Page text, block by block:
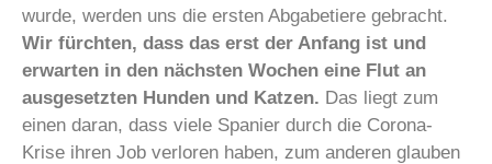
wurde, werden uns die ersten Abgabetiere gebracht.
Wir fürchten, dass das erst der Anfang ist und
erwarten in den nächsten Wochen eine Flut an
ausgesetzten Hunden und Katzen. Das liegt zum
einen daran, dass viele Spanier durch die Corona-
Krise ihren Job verloren haben, zum anderen glauben